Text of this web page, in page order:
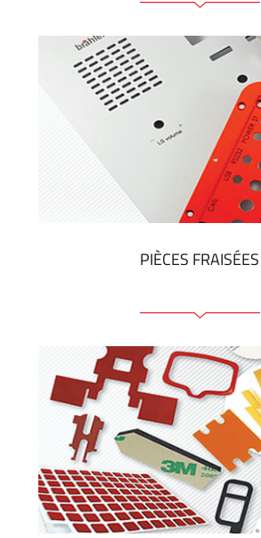
Faces avant
Clavier a
Plaques industrielles
Autocollants et
Étiquettes en plastique
VOIR PLUS
PIÈCES FRAISÉES
Face avant ou arrière en
plastique
Panneaux
Panneaux colorés
Panneaux avec éléments
Étiquettes gravees